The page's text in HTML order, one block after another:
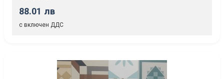
88.01 лв
с включен ДДС